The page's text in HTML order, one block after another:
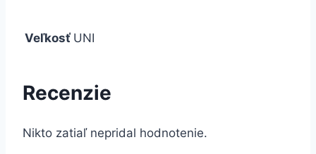
Veľkosť UNI
Recenzie
Nikto zatiaľ nepridal hodnotenie.